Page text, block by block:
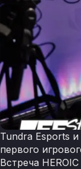
Tundra Esports
первого
Встреча